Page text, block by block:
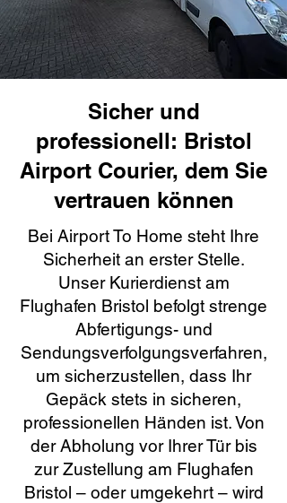
Sicher und
professionell: Bristol
Airport Courier, dem Sie
vertrauen können
Bei Airport To Home steht Ihre
Sicherheit an erster Stelle.
Unser Kurierdienst am
Flughafen Bristol befolgt strenge
Abfertigungs- und
Sendungsverfolgungsverfahren,
um sicherzustellen, dass Ihr
Gepäck stets in sicheren,
professionellen Händen ist. Von
der Abholung vor Ihrer Tür bis
zur Zustellung am Flughafen
Bristol – oder umgekehrt – wird